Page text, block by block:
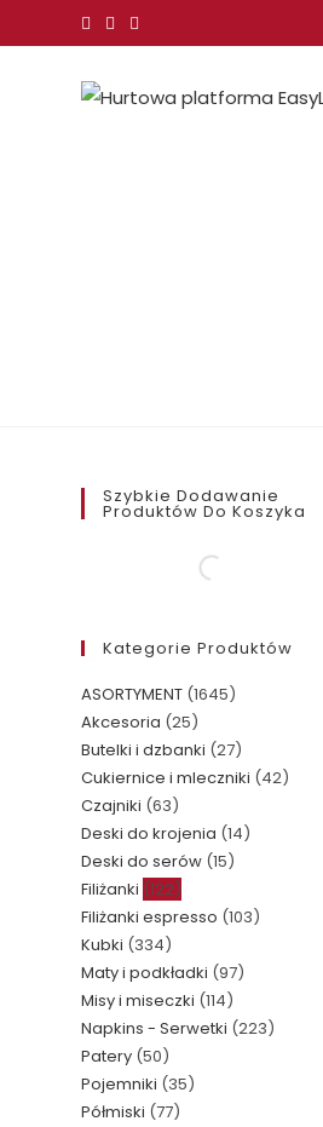
treści
Szybkie Dodawanie
Produktów Do Koszyka
Kategorie Produktów
ASORTYMENT (1645)
Akcesoria (25)
Butelki i dzbanki (27)
Cukiernice i mleczniki (42)
Czajniki (63)
Deski do krojenia (14)
Deski do serów (15)
Filiżanki (122)
Filiżanki espresso (103)
Kubki (334)
Maty i podkładki (97)
Misy i miseczki (114)
Napkins - Serwetki (223)
Patery (50)
Pojemniki (35)
Półmiski (77)